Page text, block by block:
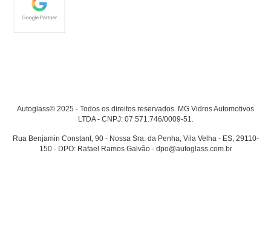
Autoglass© 2025 - Todos os direitos reservados. MG Vidros Automotivos
LTDA - CNPJ: 07.571.746/0009-51.
Rua Benjamin Constant, 90 - Nossa Sra. da Penha, Vila Velha - ES, 29110-
150 - DPO: Rafael Ramos Galvão - dpo@autoglass.com.br